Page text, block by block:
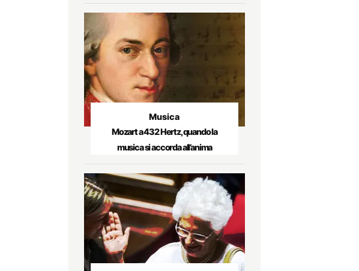
Musica
Mozart a 432 Hertz, quando la
musica si accorda all’anima